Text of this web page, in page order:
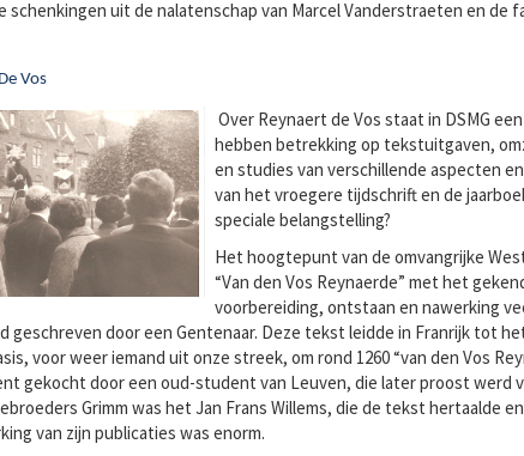
schenkingen uit de nalatenschap van Marcel Vanderstraeten en
Vos
Over Reynaert de Vos staat in DSMG
hebben betrekking op tekstuitgaven,
en studies van verschillende aspecten
van het vroegere tijdschrift en de
speciale belangstelling?
Het hoogtepunt van de omvangrijke
“Van den Vos Reynaerde” met het
voorbereiding, ontstaan en nawerking
geschreven door een Gentenaar. Deze tekst leidde in Franrijk tot
voor weer iemand uit onze streek, om rond 1260 “van den Vos
gekocht door een oud-student van Leuven, die later proost
Grimm was het Jan Frans Willems, die de tekst hertaalde
van zijn publicaties was enorm.